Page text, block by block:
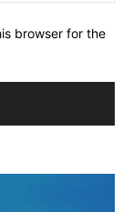
browser for the